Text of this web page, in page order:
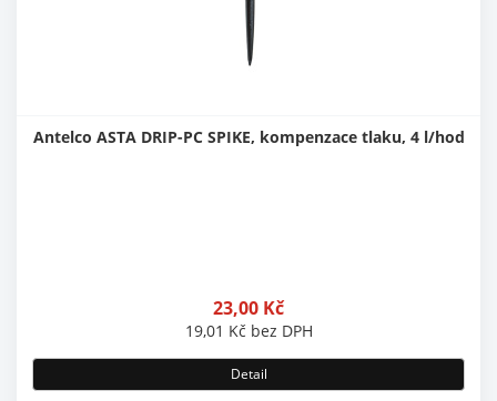
Antelco ASTA DRIP-PC SPIKE, kompenzace tlaku, 4 l/hod
23,00 Kč
19,01 Kč bez DPH
Detail